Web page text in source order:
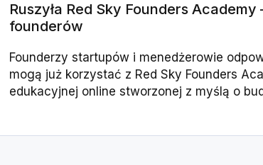
Ruszyła Red Sky Founders
founderów
Founderzy startupów i menedżerowie
mogą już korzystać z Red Sky Founders
edukacyjnej online stworzonej z myślą o